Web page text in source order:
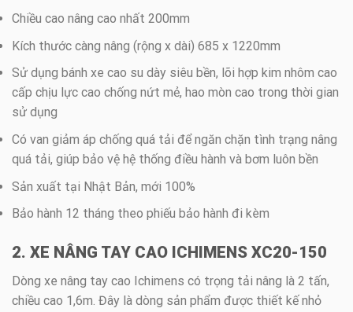
Chiều cao nâng cao nhất 200mm
Kích thước càng nâng (rộng x dài) 685 x 1220mm
Sử dụng bánh xe cao su dày siêu bền, lõi hợp kim nhôm cao
cấp chịu lực cao chống nứt mẻ, hao mòn cao trong thời gian
sử dụng
Có van giảm áp chống quá tải để ngăn chặn tình trạng nâng
quá tải, giúp bảo vệ hệ thống điều hành và bơm luôn bền
Sản xuất tại Nhật Bản, mới 100%
Bảo hành 12 tháng theo phiếu bảo hành đi kèm
2. XE NÂNG TAY CAO ICHIMENS XC20-150
Dòng xe nâng tay cao Ichimens có trọng tải nâng là 2 tấn,
chiều cao 1,6m. Đây là dòng sản phẩm được thiết kế nhỏ